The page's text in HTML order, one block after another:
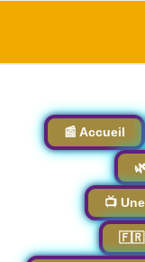
📰 Accueil
📺
🇫🇷